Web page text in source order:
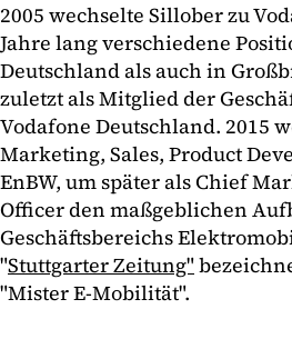
2005 wechselte Sillober zu
Jahre lang verschiedene
Deutschland als auch in
zuletzt als Mitglied der
Vodafone Deutschland. 2015
Marketing, Sales, Product
EnBW, um später als Chief
Officer den maßgeblichen
Geschäftsbereichs
"Stuttgarter Zeitung"
"Mister E-Mobilität".